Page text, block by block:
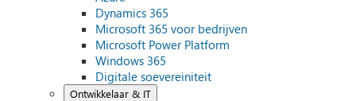
Dynamics 365
Microsoft 365 voor bedrijven
Microsoft Power Platform
Windows 365
Digitale soevereiniteit
Ontwikkelaar & IT